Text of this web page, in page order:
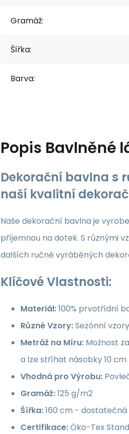
Gramáž:
Šířka:
Barva:
Popis Bavlněné
Dekorační bavlna s
naší kvalitní
Naše dekorační bavlna je
příjemnou na dotek. S různými
dalších ručně vyráběných
Klíčové Vlastnosti:
Materiál:100% prvotřídní
Různé Vzory:Sezónní
Metráž na Míru: Možnost
a lze stříhat násobky 10 cm
Vhodná pro Výrobu:
Gramáž:125 g/m2
Šířka:160 cm -
Certifikace:Öko-Tex